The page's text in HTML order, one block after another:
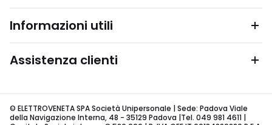
Informazioni utili
Assistenza clienti
© ELETTROVENETA SPA Società Unipersonale | Sede: Padova Viale
della Navigazione Interna, 48 - 35129 Padova |Tel. 049 981 4611 |